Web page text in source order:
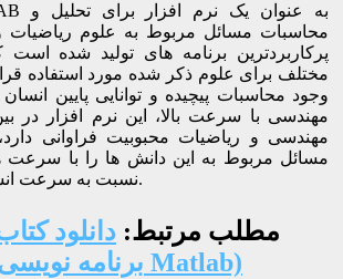
محاسبات مسائل مربوط به علوم ریاضیات
پرکاربردترین برنامه های تولید شده
مختلف برای علوم ذکر شده مورد استفاده
وجود محاسبات پیچیده و توانایی پایین
مهندسی با سرعت بالا، این نرم افزار در
مهندسی و ریاضیات محبوبیت فراوانی
مسائل مربوط به این دانش ها را با سرعت
نسبت به سرعت انسانی، محاسبه نماید.
مطلب مرتبط: دانلود
افزار متلب (برنامه نویسی Matlab)